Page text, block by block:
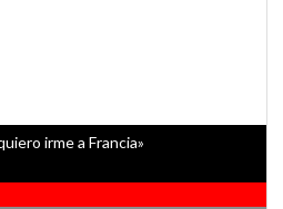
irme a Francia»